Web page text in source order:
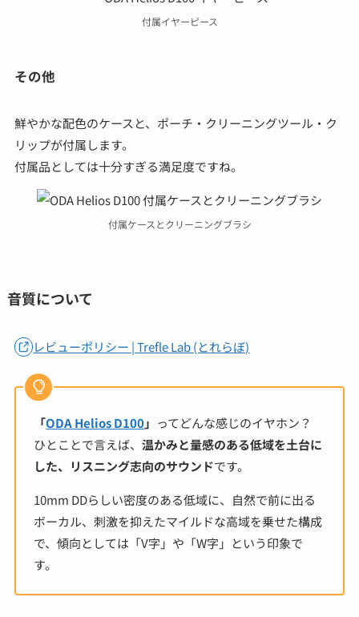
付属イヤーピース
その他
鮮やかな配色のケースと、ポーチ・クリーニングツール・ク
リップが付属します。
付属品としては十分すぎる満足度ですね。
付属ケースとクリーニングブラシ
音質について
レビューポリシー | Trefle Lab (とれらぼ)
「ODA Helios D100」 ってどんな感じのイヤホン？
ひとことで言えば、温かみと量感のある低域を土台に
した、リスニング志向のサウンドです。
10mm DDらしい密度のある低域に、自然で前に出る
ボーカル、刺激を抑えたマイルドな高域を乗せた構成
で、傾向としては「V字」や「W字」という印象で
す。